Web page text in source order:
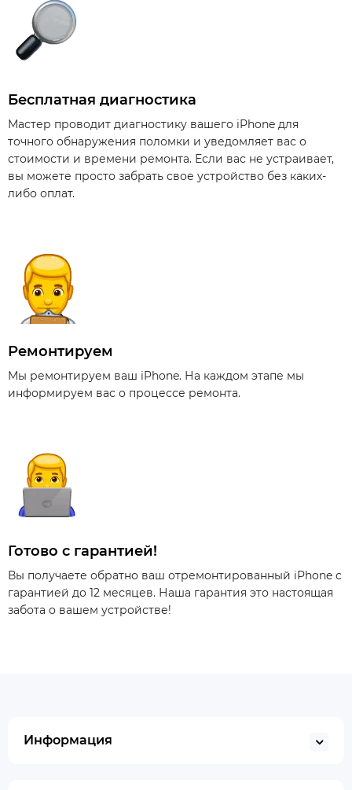
Бесплатная диагностика
Мастер проводит диагностику вашего iPhone для
точного обнаружения поломки и уведомляет вас о
стоимости и времени ремонта. Если вас не устраивает,
вы можете просто забрать свое устройство без каких-
либо оплат.
Ремонтируем
Мы ремонтируем ваш iPhone. На каждом этапе мы
информируем вас о процессе ремонта.
Готово с гарантией!
Вы получаете обратно ваш отремонтированный iPhone с
гарантией до 12 месяцев. Наша гарантия это настоящая
забота о вашем устройстве!
Информация